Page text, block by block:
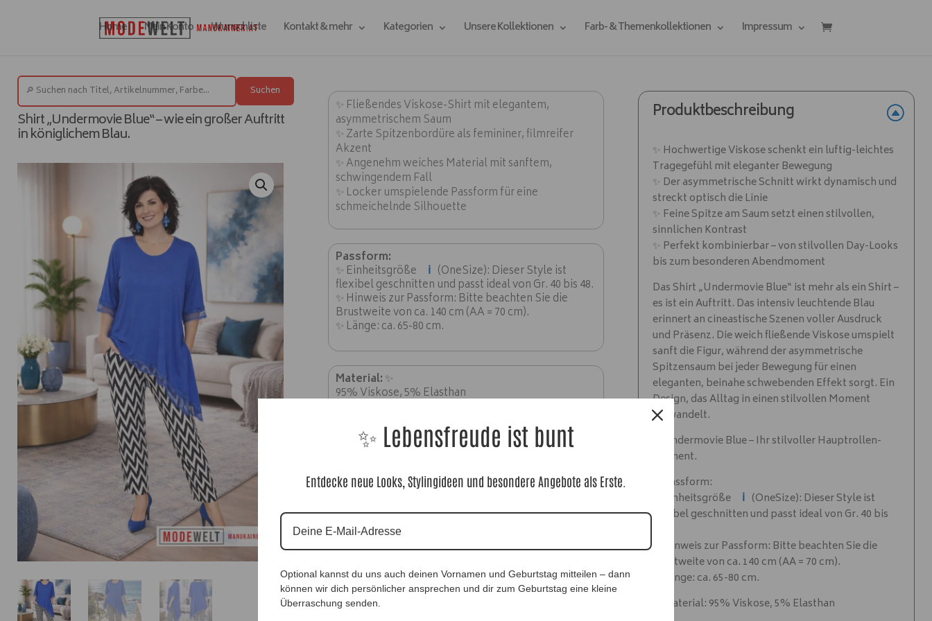
Home Mein Konto Wunschliste Kontakt & mehr Kategorien Unsere Kollektionen Farb- & Themenkollektionen Impressum
Suchen
Shirt „Undermovie Blue“ – wie ein großer Auftritt
in königlichem Blau.
✨ Fließendes Viskose-Shirt mit elegantem,
asymmetrischem Saum
✨ Zarte Spitzenbordüre als femininer, filmreifer
Akzent
✨ Angenehm weiches Material mit sanftem,
schwingendem Fall
✨ Locker umspielende Passform für eine
schmeichelnde Silhouette
Passform:
✨ Einheitsgröße ℹ️ (OneSize): Dieser Style ist
flexibel geschnitten und passt ideal von Gr. 40 bis 48.
✨ Hinweis zur Passform: Bitte beachten Sie die
Brustweite von ca. 140 cm (AA = 70 cm).
✨ Länge: ca. 65-80 cm.
Material:✨
95% Viskose, 5% Elasthan
4222
36,90€
Produktbeschreibung
✨ Hochwertige Viskose schenkt ein luftig-leichtes
Tragegefühl mit eleganter Bewegung
✨ Der asymmetrische Schnitt wirkt dynamisch und
streckt optisch die Linie
✨ Feine Spitze am Saum setzt einen stilvollen,
sinnlichen Kontrast
✨ Perfekt kombinierbar – von stilvollen Day-Looks
bis zum besonderen Abendmoment
Das Shirt „Undermovie Blue“ ist mehr als ein Shirt –
es ist ein Auftritt. Das intensiv leuchtende Blau
erinnert an cineastische Szenen voller Ausdruck
und Präsenz. Die weich fließende Viskose umspielt
sanft die Figur, während der asymmetrische
Spitzensaum bei jeder Bewegung für einen
eleganten, beinahe schwebenden Effekt sorgt. Ein
Design, das Alltag in einen stilvollen Moment
verwandelt.
✨ Undermovie Blue – Ihr stilvoller Hauptrollen-
Moment.
✨ Passform:
✨ Einheitsgröße
ℹ️ (OneSize): Dieser Style ist
flexibel geschnitten und passt ideal von Gr. 40 bis
✨ Hinweis zur Passform: Bitte beachten Sie die
Brustweite von ca. 140 cm (AA = 70 cm).
✨ Länge: ca. 65-80 cm.
✨ Material: 95% Viskose, 5% Elasthan
✨ Lebensfreude ist bunt
Entdecke neue Looks, Stylingideen und besondere Angebote als Erste.
Optional kannst du uns auch deinen Vornamen und Geburtstag mitteilen – dann
können wir dich persönlicher ansprechen und dir zum Geburtstag eine kleine
Überraschung senden.